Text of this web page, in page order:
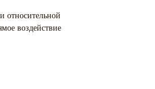
относительной
воздействие